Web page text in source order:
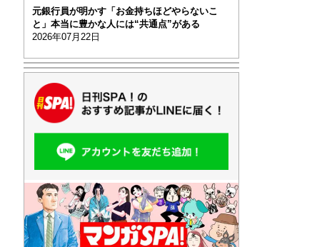
元銀行員が明かす「お金持ちほどやらないこ
と」本当に豊かな人には“共通点”がある
2026年07月22日